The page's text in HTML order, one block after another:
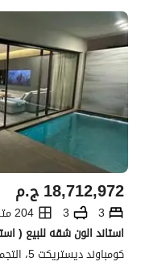
ج.م18,712,972
3
3
204 متر مربع
كومباوند ديستريكت 5، التجمع الخامس، القاهرة الجديدة، القاهرة